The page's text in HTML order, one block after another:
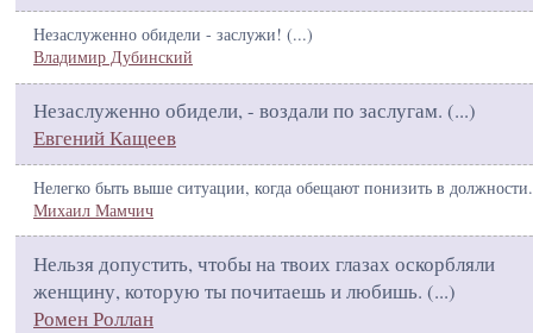
Незаслуженно обидели - заслужи! (...)
Владимир Дубинский
Незаслуженно обидели, - воздали по заслугам. (...)
Евгений Кащеев
Нелегко быть выше ситуации, когда обещают понизить в
Михаил Мамчич
Нельзя допустить, чтобы на твоих глазах оскорбляли
женщину, которую ты почитаешь и любишь. (...)
Ромен Роллан